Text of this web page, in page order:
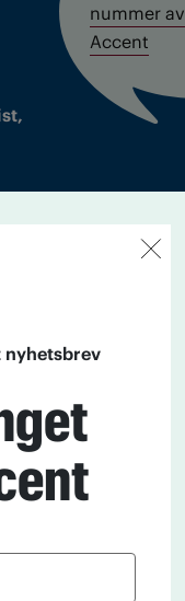
nummer av
Accent
nyhetsbrev